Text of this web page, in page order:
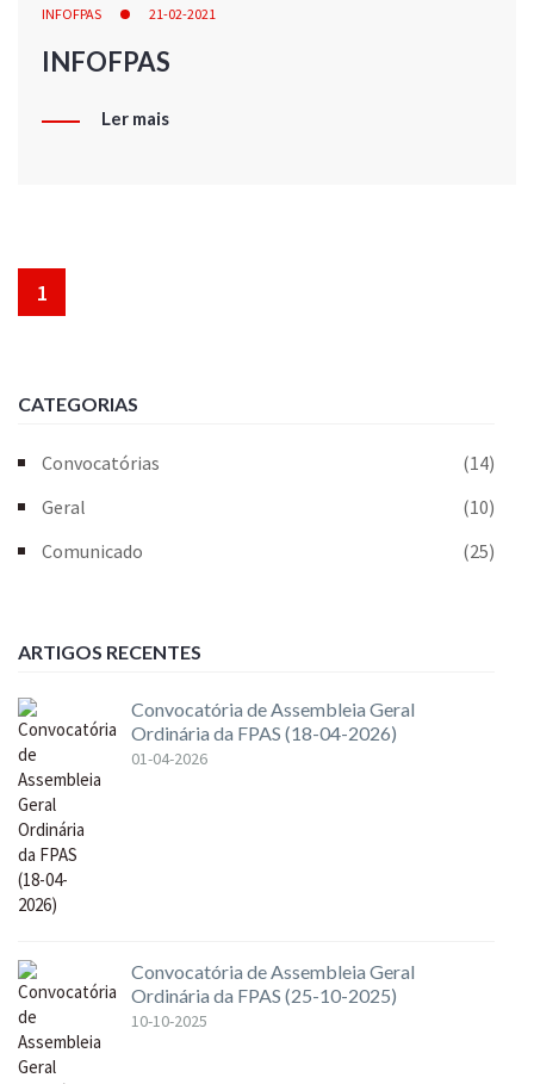
INFOFPAS 21-02-2021
INFOFPAS
Ler mais
1
CATEGORIAS
Convocatórias
(14)
Geral
(10)
Comunicado
(25)
ARTIGOS RECENTES
Convocatória de Assembleia Geral
Ordinária da FPAS (18-04-2026)
01-04-2026
Convocatória de Assembleia Geral
Ordinária da FPAS (25-10-2025)
10-10-2025